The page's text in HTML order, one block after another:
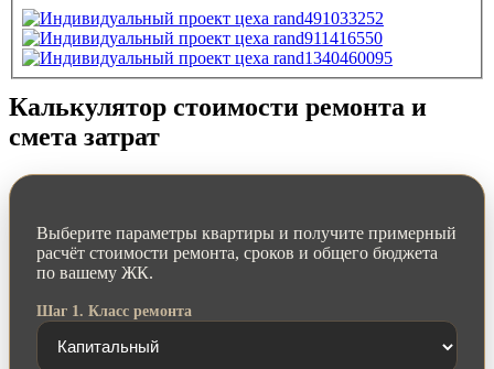
Tabs
Калькулятор стоимости ремонта и
смета затрат
Выберите параметры квартиры и получите примерный
расчёт стоимости ремонта, сроков и общего бюджета
по вашему ЖК.
Шаг 1. Класс ремонта